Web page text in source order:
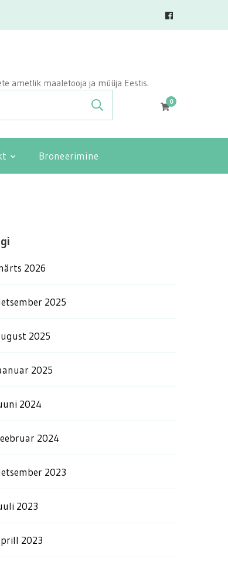
ametlik maaletooja ja müüja Eestis.
0
Broneerimine
2026
2025
2025
2025
2024
2024
2023
2023
2023